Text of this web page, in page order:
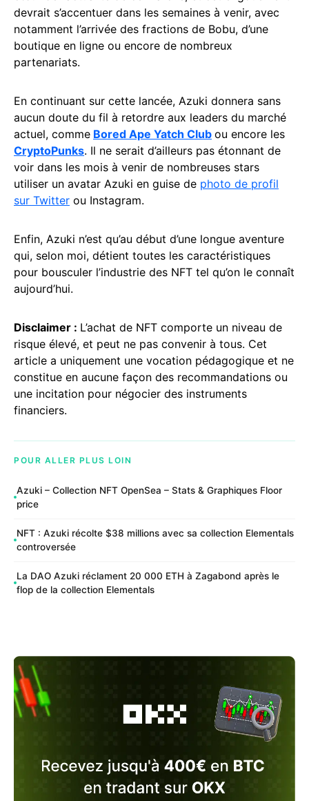
devrait s’accentuer dans les semaines à venir, avec
notamment l’arrivée des fractions de Bobu, d’une
boutique en ligne ou encore de nombreux
partenariats.
En continuant sur cette lancée, Azuki donnera sans
aucun doute du fil à retordre aux leaders du marché
actuel, comme Bored Ape Yatch Club ou encore les
CryptoPunks. Il ne serait d’ailleurs pas étonnant de
voir dans les mois à venir de nombreuses stars
utiliser un avatar Azuki en guise de photo de profil
sur Twitter ou Instagram.
Enfin, Azuki n’est qu’au début d’une longue aventure
qui, selon moi, détient toutes les caractéristiques
pour bousculer l’industrie des NFT tel qu’on le connaît
aujourd’hui.
Disclaimer : L’achat de NFT comporte un niveau de
risque élevé, et peut ne pas convenir à tous. Cet
article a uniquement une vocation pédagogique et ne
constitue en aucune façon des recommandations ou
une incitation pour négocier des instruments
financiers.
POUR ALLER PLUS LOIN
Azuki – Collection NFT OpenSea – Stats & Graphiques Floor
price
NFT : Azuki récolte $38 millions avec sa collection Elementals
controversée
La DAO Azuki réclament 20 000 ETH à Zagabond après le
flop de la collection Elementals